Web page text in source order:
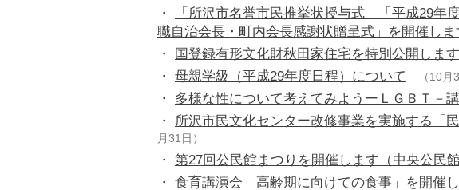
・
「所沢市名誉市民推挙状授与式」「平成29年
職自治会長・町内会長感謝状贈呈式」を開催しま
・ 国登録有形文化財秋田家住宅を特別公開します
・ 母親学級（平成29年度日程）について （10月
・ 多様な性について考えてみようーＬＧＢＴ－
・ 所沢市民文化センター改修事業を実施する「
月31日）
・ 第27回公民館まつりを開催します（中央公民館
・ 食育講演会「高齢期に向けての食事」を開催